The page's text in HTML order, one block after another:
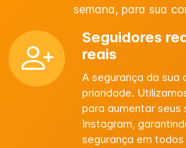
semana, para sua
Seguidores
reais
A segurança da sua
prioridade.
para aumentar seus
Instagram,
segurança em